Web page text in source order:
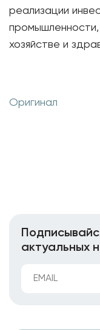
реализации
промышленности,
хозяйстве и
Оригинал
актуальных